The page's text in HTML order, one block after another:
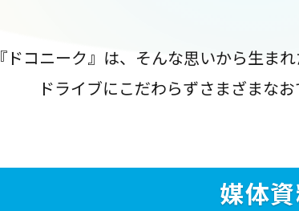
『ドコニーク』は、そんな思いから生ま
ドライブにこだわらずさまざまな
媒体